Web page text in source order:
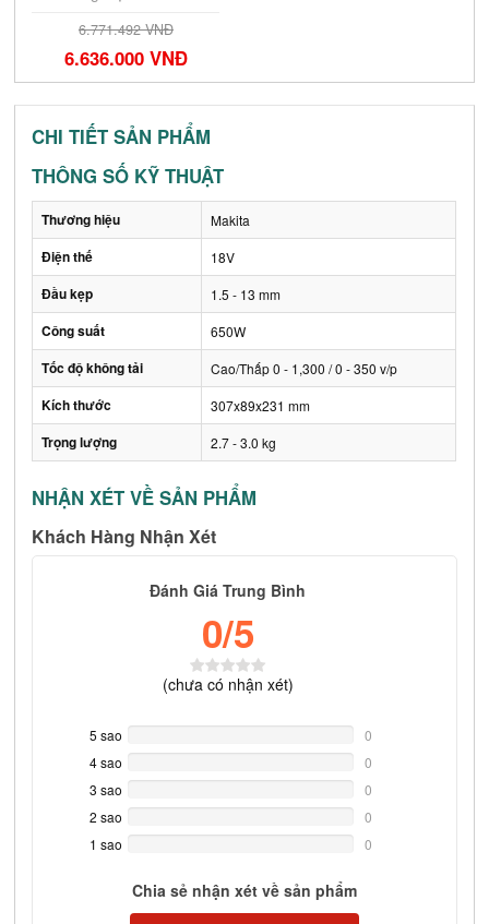
6.771.492 VNĐ
6.636.000 VNĐ
CHI TIẾT SẢN PHẨM
THÔNG SỐ KỸ THUẬT
Thương hiệu Makita
Điện thế 18V
Đầu kẹp 1.5 - 13 mm
Công suất 650W
Tốc độ không tải Cao/Thấp 0 - 1,300 / 0 - 350 v/p
Kích thước 307x89x231 mm
Trọng lượng 2.7 - 3.0 kg
NHẬN XÉT VỀ SẢN PHẨM
Khách Hàng Nhận Xét
Đánh Giá Trung Bình
0/5
(chưa có nhận xét)
5 sao
Complete
0
4 sao
Complete
0
3 sao
Complete
0
2 sao
Complete
0
1 sao
0
Chia sẻ nhận xét về sản phẩm